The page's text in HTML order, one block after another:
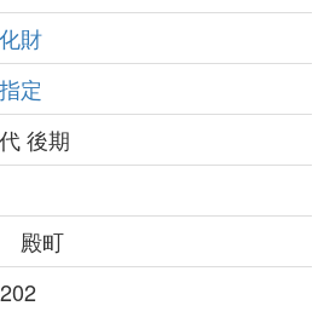
財
定
後期
殿町